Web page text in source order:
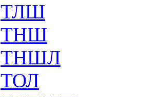
ТЛШ
ТНШ
ТНШЛ
ТОЛ